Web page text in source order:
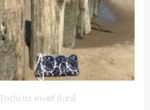
Pochette motif floral